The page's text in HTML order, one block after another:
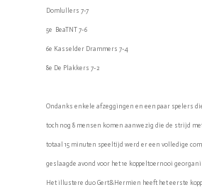
Domlullers 7-7
5e BeaTNT 7-6
6e Kasselder Drammers 7-4
8e De Plakkers 7-2
Ondanks enkele afzeggingen en een paar spelers
toch nog 8 mensen komen aanwezig die de strijd
totaal 15 minuten speeltijd werd er een volledige
geslaagde avond voor het 1e koppeltoernooi
Het illustere duo Gert&Hermien heeft het eerste